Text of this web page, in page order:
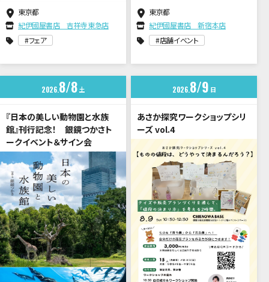
東京都
紀伊國屋書店 吉祥寺東急店
フェア
東京都
紀伊國屋書店 新宿本店
店舗イベント
20268 8 土
『日本の美しい動物園と水族
館』刊行記念！ 銀鏡つかさト
ークイベント＆サイン会
20268 9 日
あさか探究ワークショップシリ
ーズ vol.4